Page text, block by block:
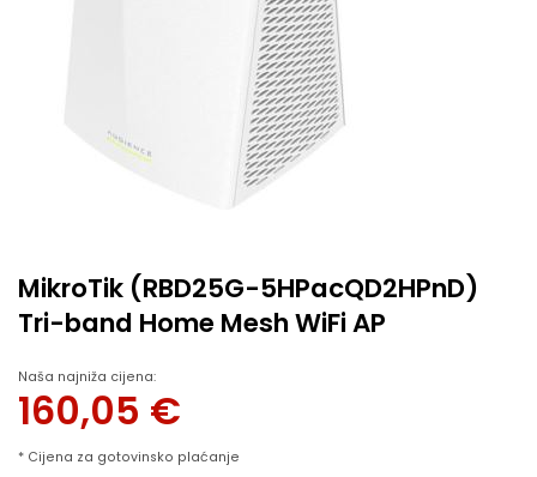
MikroTik (RBD25G-5HPacQD2HPnD)
Tri-band Home Mesh WiFi AP
Naša najniža cijena:
160,05 €
* Cijena za gotovinsko plaćanje